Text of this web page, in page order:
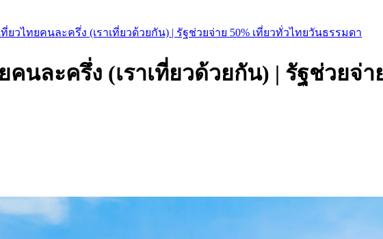
ยวไทยคนละครึ่ง (เราเที่ยวด้วยกัน) | รัฐช่วยจ่าย 50% เที่ยวทั่วไทยวันธรรมดา
คนละครึ่ง (เราเที่ยวด้วยกัน) | รัฐช่วยจ่